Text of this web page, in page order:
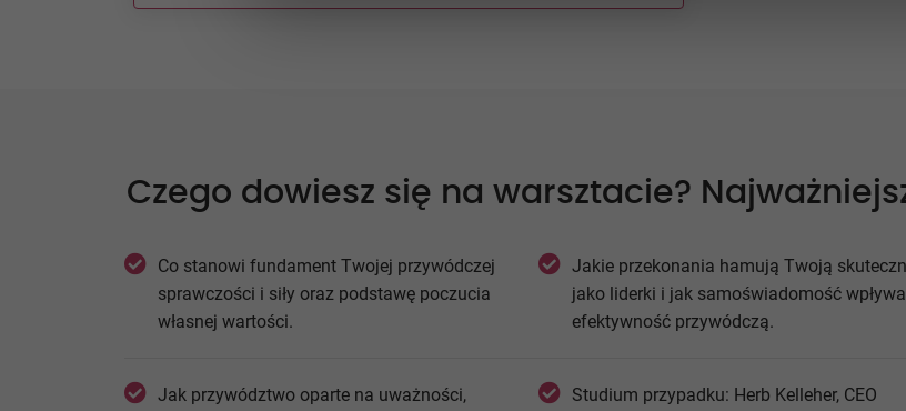
Czego dowiesz się na warsztacie?
Co stanowi fundament Twojej przywódczej
sprawczości i siły oraz podstawę poczucia
własnej wartości.
Jakie przekonania hamują Twoją
jako liderki i jak samoświadomość
efektywność przywódczą.
Jak przywództwo oparte na uważności,
Studium przypadku: Herb Kelleher, CEO